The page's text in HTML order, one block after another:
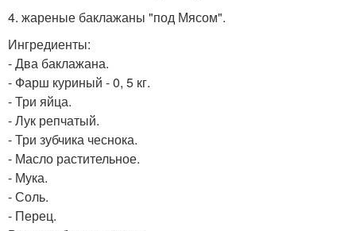
4. жареные баклажаны "под Мясом".
Ингредиенты:
- Два баклажана.
- Фарш куриный - 0, 5 кг.
- Три яйца.
- Лук репчатый.
- Три зубчика чеснока.
- Масло растительное.
- Мука.
- Соль.
- Перец.